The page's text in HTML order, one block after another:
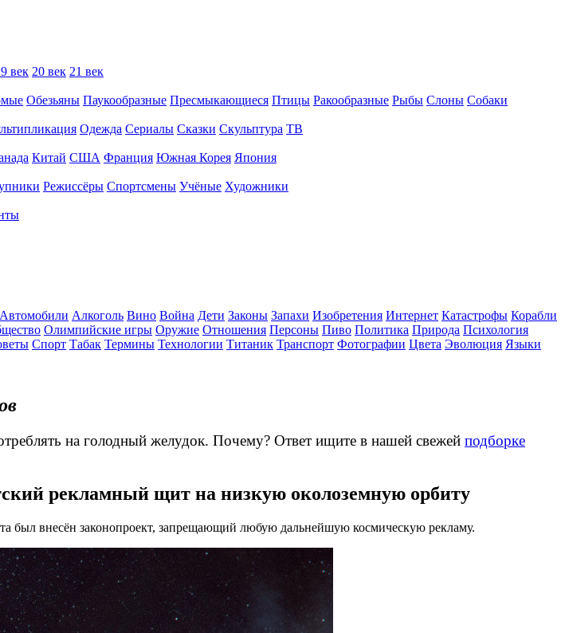
век 20 век 21 век
Обезьяны Паукообразные Пресмыкающиеся Птицы Ракообразные Рыбы Слоны Собаки
Одежда Сериалы Сказки Скульптура ТВ
Китай США Франция Южная Корея Япония
Режиссёры Спортсмены Учёные Художники
Автомобили Алкоголь Вино Война Дети Законы Запахи Изобретения Интернет Катастрофы Корабли
Олимпийские игры Оружие Отношения Персоны Пиво Политика Природа Психология
Спорт Табак Термины Технологии Титаник Транспорт Фотографии Цвета Эволюция Языки
на голодный желудок. Почему? Ответ ищите в нашей свежей подборке
рекламный щит на низкую околоземную орбиту
был внесён законопроект, запрещающий любую дальнейшую космическую рекламу.